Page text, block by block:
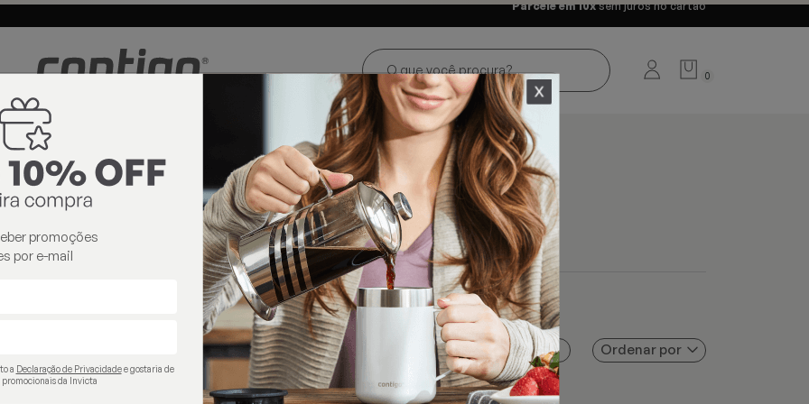
e Centro-
Loja oficialInvicta® no Brasil Parcele em 10xsem juros no cartão
0
térmicos
Filtros Ordenar por
promoções
por e-mail
a Declaração de Privacidadee gostaria de
da Invicta